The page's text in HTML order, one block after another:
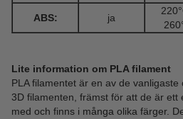
ABS:
ja
Lite information om PLA filament
PLA filamentet är en av de
3D filamenten, främst för att de är ett
med och finns i många olika färger.